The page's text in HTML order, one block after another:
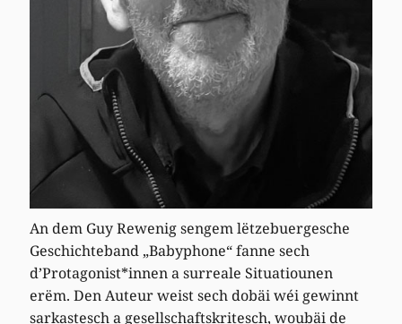
An dem Guy Rewenig sengem lëtzebuergesche
Geschichteband „Babyphone“ fanne sech
d’Protagonist*innen a surreale Situatiounen
erëm. Den Auteur weist sech dobäi wéi gewinnt
sarkastesch a gesellschaftskritesch, woubäi de